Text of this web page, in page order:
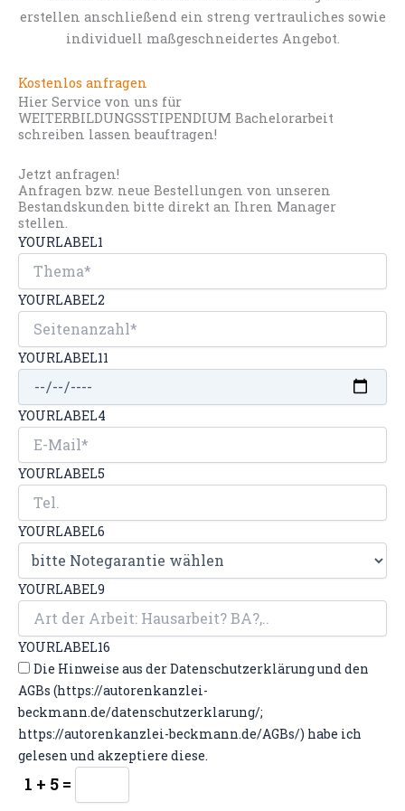
erstellen anschließend ein streng vertrauliches sowie
individuell maßgeschneidertes Angebot.
Kostenlos anfragen
Hier Service von uns für
WEITERBILDUNGSSTIPENDIUM Bachelorarbeit
schreiben lassen beauftragen!
Jetzt anfragen!
Anfragen bzw. neue Bestellungen von unseren
Bestandskunden bitte direkt an Ihren Manager
stellen.
YOURLABEL1
YOURLABEL2
YOURLABEL11
YOURLABEL4
YOURLABEL5
YOURLABEL6
YOURLABEL9
YOURLABEL16
Die Hinweise aus der Datenschutzerklärung und den
AGBs (https://autorenkanzlei-
beckmann.de/datenschutzerklarung/;
https://autorenkanzlei-beckmann.de/AGBs/) habe ich
gelesen und akzeptiere diese.
1 + 5 =